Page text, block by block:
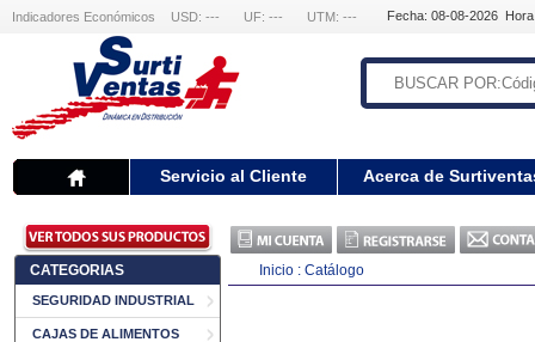
Indicadores Económicos USD: --- UF: --- UTM: --- Fecha: 08-08-2026
Servicio al Cliente Acerca de
CATEGORIAS
SEGURIDAD INDUSTRIAL
CAJAS DE ALIMENTOS
Inicio : Catálogo